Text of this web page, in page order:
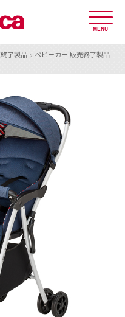
MENU
了製品 > ベビーカー 販売終了製品